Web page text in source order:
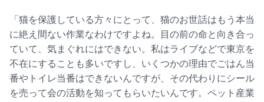
「猫を保護している方々にとって、猫のお世話はもう本当
に絶え間ない作業なわけですよね。目の前の命と向き合っ
ていて、気まぐれにはできない。私はライブなどで東京を
不在にすることも多いですし、いくつかの理由でごはん当
番やトイレ当番はできないんですが、その代わりにシール
を売って会の活動を知ってもらいたいんです。ペット産業